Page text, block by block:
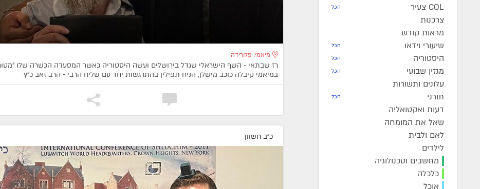
COL צעיר הכל
צרכנות
מראות קודש
שיעורי וידאו
הכל
היסטוריה הכל
מגזין שבועי הכל
עלונים ותשורות
תורני
הכל
דעות ואקטואליה
שאל את המומחה
לאם ולבית
לילדים
מחשבים וטכנולוגיה
כלכלה
אוכל
מיאמי, פלורידה
רז שבתאי - השף הישראלי שגדל בירושלים ועשה היסטוריה כאשר המסעדה הכשרה שלו
במיאמי קיבלה כוכב מישלן, הניח תפילין בהתרגשות יחד עם שליח הרבי - הרב זאב כ"ץ
כ"ב חשוון
בת שבע גארעליק הרה"ח אלחנן הלוי לאבנשטיין
- תשס"ה
מרת בת שבע
תרצ"ה